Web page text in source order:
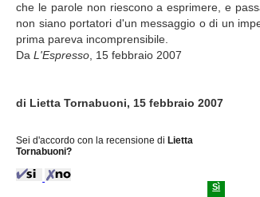
che le parole non riescono a esprimere, e
non siano portatori d'un messaggio o di un
prima pareva incomprensibile.
DaL'Espresso , 15 febbraio 2007
di Lietta Tornabuoni, 15 febbraio 2007
Sei d'accordo con la recensione di Lietta
Tornabuoni?
Sì